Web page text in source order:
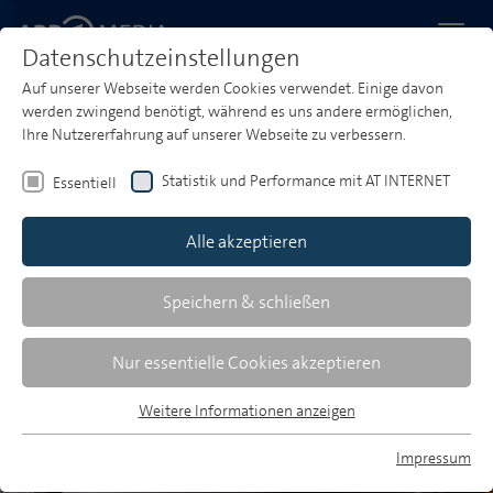
Startseite Tarife & Service
Media-Strategie und Planung
Planungsbeispiele Radio
Planungsbeispiele Radio
Datenschutzeinstellungen
Auf unserer Webseite werden Cookies verwendet. Einige davon
werden zwingend benötigt, während es uns andere ermöglichen,
Ihre Nutzererfahrung auf unserer Webseite zu verbessern.
Essentiell Statistik und Performance mit AT INTERNET
Alle akzeptieren
Speichern & schließen
Nur essentielle Cookies akzeptieren
Essentielle Cookies werden für grundlegende Funktionen der
Weitere Informationen anzeigen
Impressum